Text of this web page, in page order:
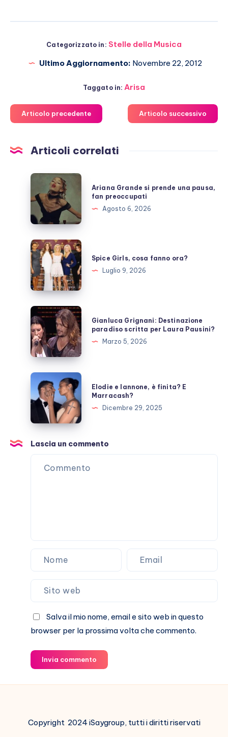
Categorizzato in: Stelle della Musica
Ultimo Aggiornamento: Novembre 22, 2012
Taggato in: Arisa
Articolo precedente Articolo successivo
Articoli correlati
Ariana
Grande
si
prende
una
pausa,
fan
preoccupati
Ariana Grande si prende una pausa,
fan preoccupati
Agosto 6, 2026
Spice
Girls,
cosa
fanno
ora?
Spice Girls, cosa fanno ora?
Luglio 9, 2026
Gianluca
Grignani:
Destinazione
paradiso
scritta
per
Laura
Pausini?
Gianluca Grignani: Destinazione
paradiso scritta per Laura Pausini?
Marzo 5, 2026
Elodie
e
Iannone,
finita?
E
Marracash?
Elodie e Iannone, è finita? E
Marracash?
Dicembre 29, 2025
Lascia un commento
Salva il mio nome, email e sito web in questo
browser per la prossima volta che commento.
Invia commento
Copyright 2024 iSaygroup, tutti i diritti riservati